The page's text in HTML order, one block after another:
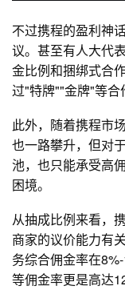
不过携程的盈利神
议。甚至有人大代
金比例和捆绑式合
过"特牌""金牌"等合
此外，随着携程市
也一路攀升，但对
池，也只能承受高
困境。
从抽成比例来看，
商家的议价能力有
务综合佣金率在
等佣金率更是高达